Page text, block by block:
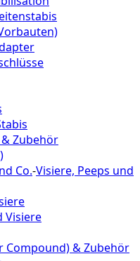
Zubehör
Co.-Visiere, Peeps und
Visiere
Compound) & Zubehör